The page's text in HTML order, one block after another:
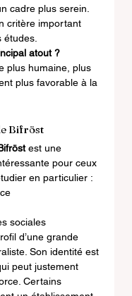
cadre plus serein.
critère important
atout ?
plus humaine, plus
plus favorable à la
Bifröst
est une
pour ceux
en particulier :
sociales
d’une grande
Son identité est
peut justement
Certains